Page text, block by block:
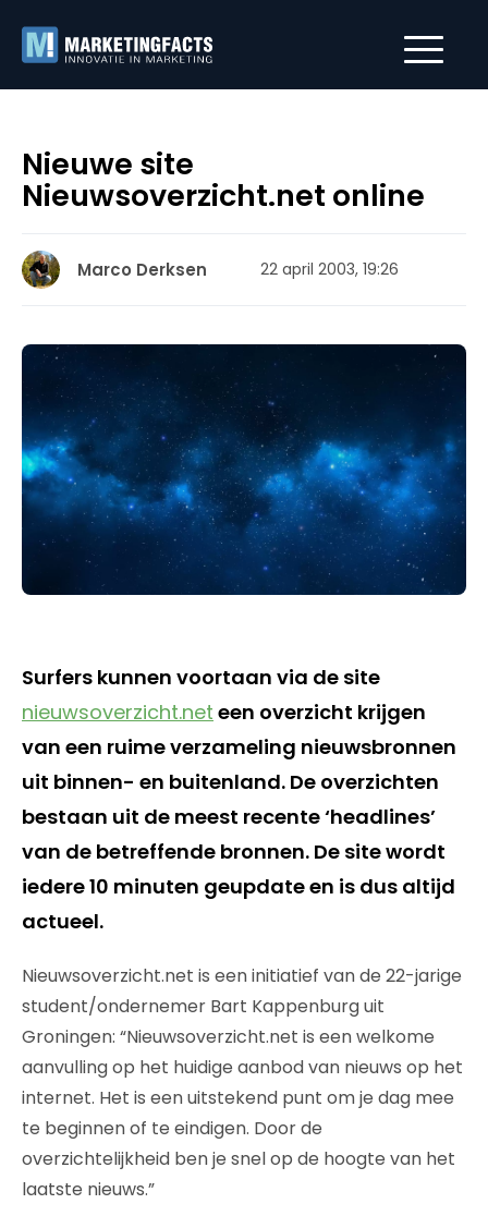
Nieuwe site
Nieuwsoverzicht.net online
Marco Derksen 22 april 2003, 19:26
Surfers kunnen voortaan via de site
nieuwsoverzicht.net een overzicht krijgen
van een ruime verzameling nieuwsbronnen
uit binnen- en buitenland. De overzichten
bestaan uit de meest recente ‘headlines’
van de betreffende bronnen. De site wordt
iedere 10 minuten geupdate en is dus altijd
actueel.
Nieuwsoverzicht.net is een initiatief van de 22-jarige
student/ondernemer Bart Kappenburg uit
Groningen: “Nieuwsoverzicht.net is een welkome
aanvulling op het huidige aanbod van nieuws op het
internet. Het is een uitstekend punt om je dag mee
te beginnen of te eindigen. Door de
overzichtelijkheid ben je snel op de hoogte van het
laatste nieuws.”